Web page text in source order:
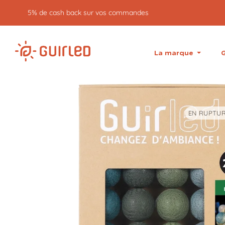
5% de cash back sur vos commandes
La marque
EN